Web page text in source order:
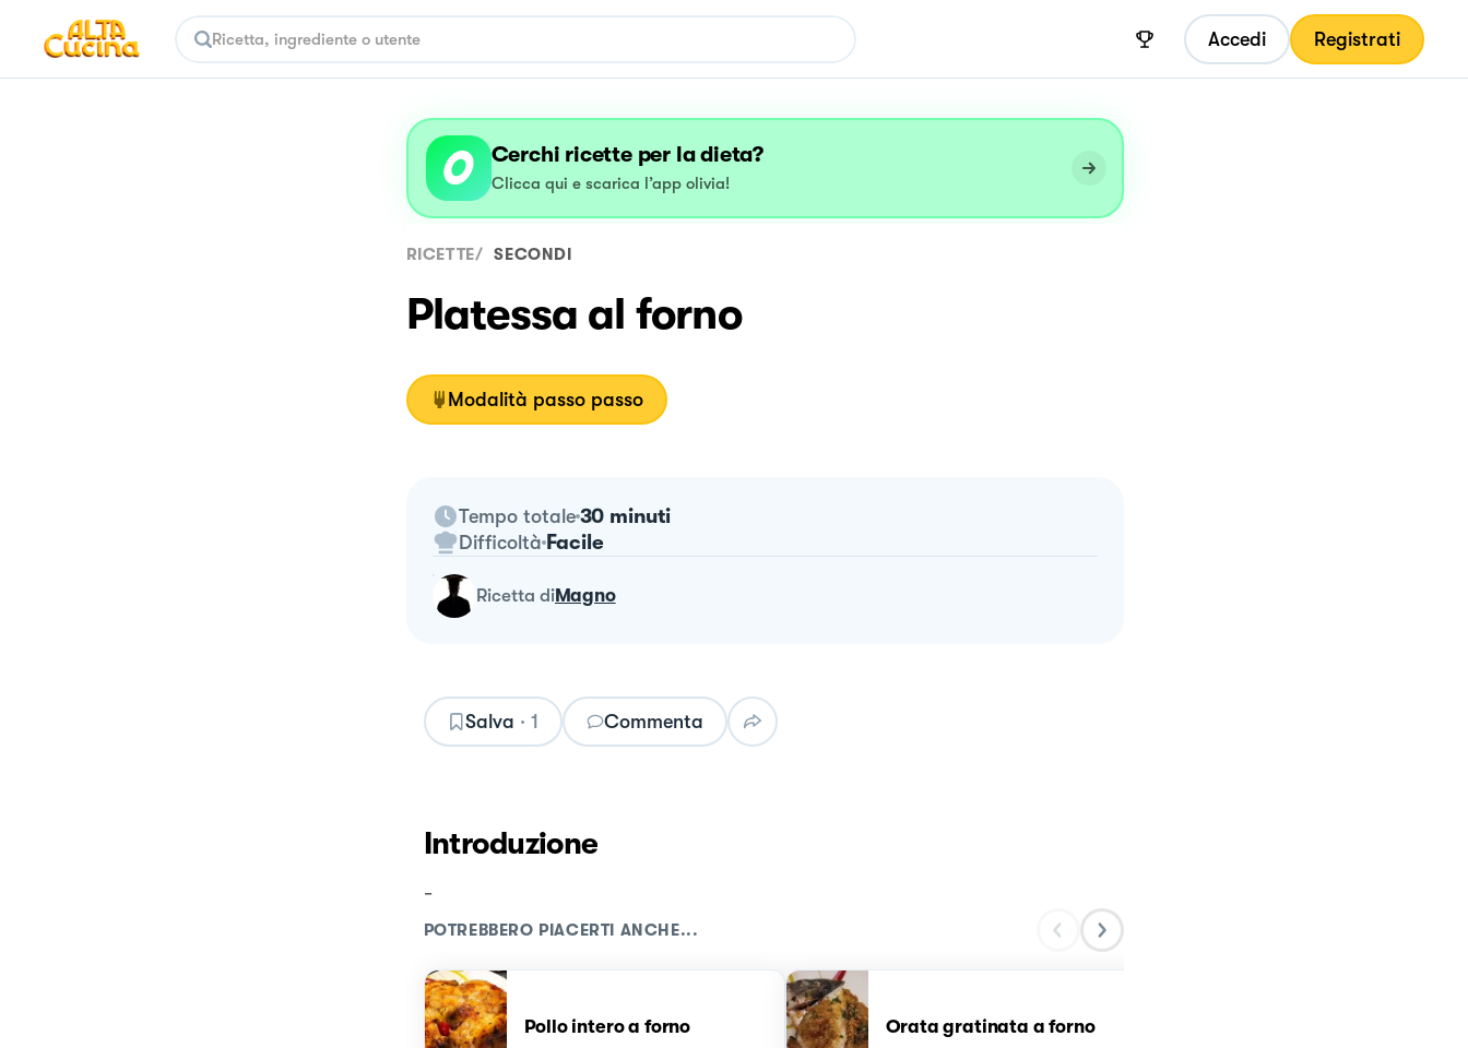
Accedi Registrati
Cerchi ricette per la dieta?
Clicca qui e scarica l’app olivia!
RICETTE/ SECONDI
Platessa al forno
Modalità passo passo
Tempo totale 30 minuti
Difficoltà Facile
ricetta diMagno
Salva · 1 Commenta
Introduzione
-
POTREBBERO PIACERTI ANCHE...
Pollo intero a forno Orata gratinata a forno